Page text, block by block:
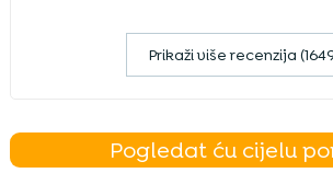
Prikaži više recenzija
Pogledat ću cijelu